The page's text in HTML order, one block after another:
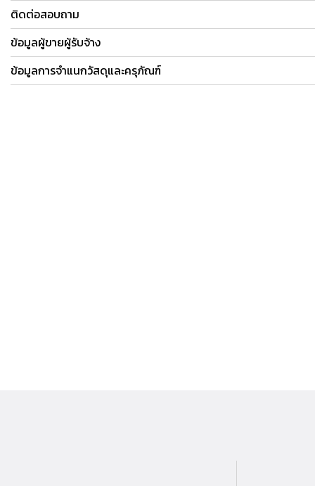
ติดต่อสอบถาม
ข้อมูลผู้ขายผู้รับจ้าง
ข้อมูลการจำแนกวัสดุและครุภัณฑ์